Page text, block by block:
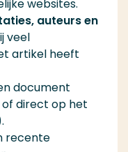
websites.
auteurs en
veel
artikel heeft
document
direct op het
recente